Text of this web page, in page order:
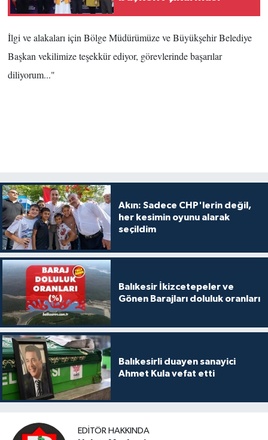
İlgi ve alakaları için Bölge Müdürümüze ve Büyükşehir Belediye
Başkan vekilimize teşekkür ediyor, görevlerinde başarılar
diliyorum..."
Akın: Sadece CHP'lerin değil,
her kesimin oyunu alarak
seçildim
Balıkesir İkizcetepeler ve
Gönen Barajları doluluk oranları
Balıkesirli duayen sanayici
Ahmet Kula vefat etti
EDITÖR HAKKINDA